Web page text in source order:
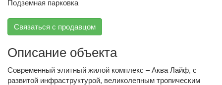
Подземная парковка
Связаться с продавцом
Описание объекта
Современный элитный жилой комплекс – Аква Лайф, с
развитой инфраструктурой, великолепным тропическим